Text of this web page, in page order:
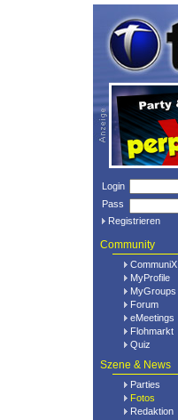
Login
Pass
Registrieren
Community
CommuniX
MyProfile
MyGroups
Forum
eMeetings
Flohmarkt
Quiz
Szene & News
Parties
Fotos
Redaktion